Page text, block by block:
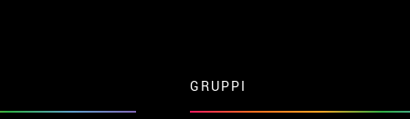
GRUPPI